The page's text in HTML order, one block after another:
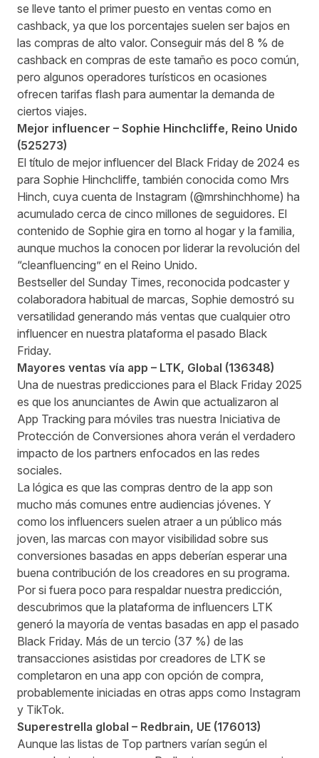
se lleve tanto el primer puesto en ventas como en
cashback, ya que los porcentajes suelen ser bajos en
las compras de alto valor. Conseguir más del 8 % de
cashback en compras de este tamaño es poco común,
pero algunos operadores turísticos en ocasiones
ofrecen tarifas flash para aumentar la demanda de
ciertos viajes.
Mejor influencer – Sophie Hinchcliffe, Reino Unido
(525273)
El título de mejor influencer del Black Friday de 2024 es
para Sophie Hinchcliffe, también conocida como Mrs
Hinch, cuya cuenta de Instagram (@mrshinchhome) ha
acumulado cerca de cinco millones de seguidores. El
contenido de Sophie gira en torno al hogar y la familia,
aunque muchos la conocen por liderar la revolución del
“cleanfluencing” en el Reino Unido.
Bestseller del Sunday Times, reconocida podcaster y
colaboradora habitual de marcas, Sophie demostró su
versatilidad generando más ventas que cualquier otro
influencer en nuestra plataforma el pasado Black
Friday.
Mayores ventas vía app – LTK, Global (136348)
Una de nuestras predicciones para el Black Friday 2025
es que los anunciantes de Awin que actualizaron al
App Tracking para móviles tras nuestra Iniciativa de
Protección de Conversiones ahora verán el verdadero
impacto de los partners enfocados en las redes
sociales.
La lógica es que las compras dentro de la app son
mucho más comunes entre audiencias jóvenes. Y
como los influencers suelen atraer a un público más
joven, las marcas con mayor visibilidad sobre sus
conversiones basadas en apps deberían esperar una
buena contribución de los creadores en su programa.
Por si fuera poco para respaldar nuestra predicción,
descubrimos que la plataforma de influencers LTK
generó la mayoría de ventas basadas en app el pasado
Black Friday. Más de un tercio (37 %) de las
transacciones asistidas por creadores de LTK se
completaron en una app con opción de compra,
probablemente iniciadas en otras apps como Instagram
y TikTok.
Superestrella global – Redbrain, UE (176013)
Aunque las listas de Top partners varían según el